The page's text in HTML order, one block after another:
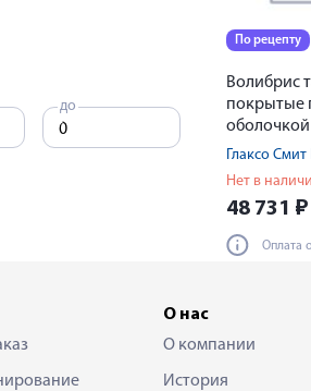
до
По рецепту
Волибрис
покрытые
оболочкой
Нет в
48 731 ₽
Оплата
О нас
О компании
История